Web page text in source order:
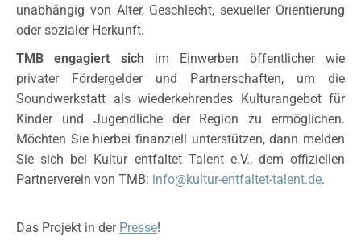
unabhängig von Alter, Geschlecht, sexueller Orientierung
oder sozialer Herkunft.
TMB engagiert sich im Einwerben öffentlicher wie
privater Fördergelder und Partnerschaften, um die
Soundwerkstatt als wiederkehrendes Kulturangebot für
Kinder und Jugendliche der Region zu ermöglichen.
Möchten Sie hierbei finanziell unterstützen, dann melden
Sie sich bei Kultur entfaltet Talent e.V., dem offiziellen
Partnerverein von TMB: info@kultur-entfaltet-talent.de.
Das Projekt in der Presse!